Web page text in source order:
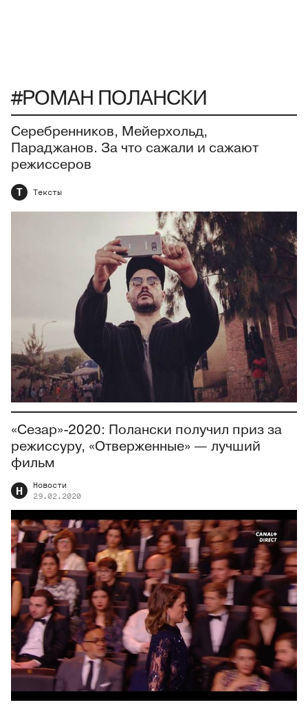
#РОМАН ПОЛАНСКИ
Серебренников, Мейерхольд,
Параджанов. За что сажали и сажают
режиссеров
Т Тексты
«Сезар»-2020: Полански получил приз за
режиссуру, «Отверженные» — лучший
фильм
Н
Новости
29.02.2020